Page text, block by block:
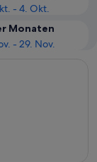
- 4. Okt.
Monaten
- 29. Nov.